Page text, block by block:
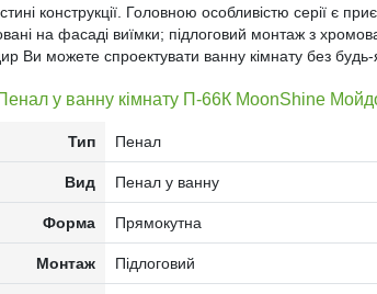
конструкції. Головною особливістю серії є
на фасаді виїмки; підлоговий монтаж з
Ви можете спроектувати ванну кімнату без будь-
у ванну кімнату П-66К MoonShine
Тип Пенал
Вид Пенал у ванну
Форма Прямокутна
Монтаж Підлоговий